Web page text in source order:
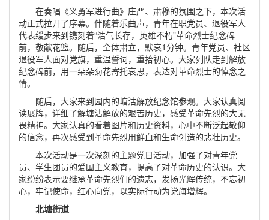
在奏唱《义勇军进行曲》庄严、肃穆的氛围之下，本次活
动正式拉开了序幕。伴随着乐曲声，青年在职党员、退役军人
代表缓步来到镌刻着“浩气长存，英雄不朽”革命烈士纪念碑
前，敬献花篮。随后，全体肃立，默哀1分钟。青年党员、社区
退役军人面对党旗，重温誓词，重拾初心。大家列队走到解放
纪念碑前，用一朵朵菊花寄托哀思，表达对革命烈士的悼念之
情。
随后，大家来到园内的塘沽解放纪念馆参观。大家认真阅
读展牌，详细了解塘沽解放的艰苦历史，感受革命先烈的大无
畏精神。大家认真的看着图片和历史资料，心中不断泛起敬仰
的信念，再次感受到革命先烈用鲜血和生命创造的悲壮历史。
本次活动是一次深刻的主题党日活动，加强了对青年党
员、学生团员的爱国主义教育，提高了对革命历史的认识。大
家纷纷表示要继承革命先烈们的遗志，发扬光辉传统，不忘初
心，牢记使命，红心向党，以实际行动为党旗增辉。
北塘街道